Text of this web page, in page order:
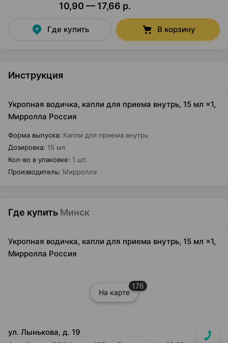
10,90 — 17,66 р.
Где купить В корзину
Инструкция
Укропная водичка, капли для приема внутрь, 15 мл ×1,
Мирролла Россия
Форма выпуска: Капли для приема внутрь
Дозировка: 15 мл
Кол-во в упаковке: 1 шт.
Производитель: Мирролла
Где купить Минск
Укропная водичка, капли для приема внутрь, 15 мл ×1,
Мирролла Россия
На карте
176
ул. Лынькова, д. 19